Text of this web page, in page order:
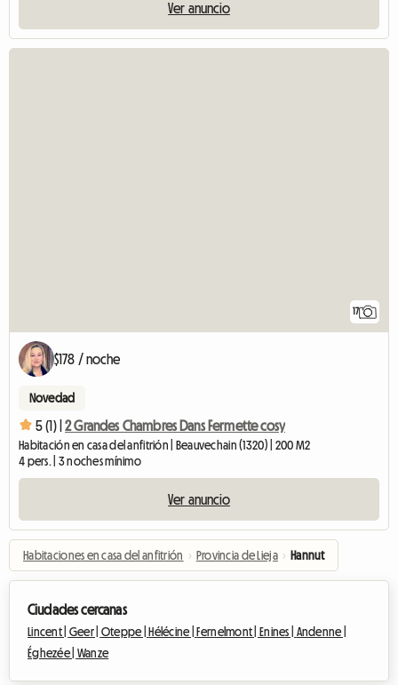
Ver anuncio
17
$178 / noche
Novedad
5 (1) | 2 Grandes Chambres Dans Fermette cosy
Habitación en casa del anfitrión | Beauvechain (1320) | 200 M2
4 pers. | 3 noches mínimo
Ver anuncio
Habitaciones en casa del anfitrión › Provincia de Lieja › Hannut
Ciudades cercanas
Lincent | Geer | Oteppe |Hélécine |Fernelmont |Enines | Andenne |
Éghezée | Wanze